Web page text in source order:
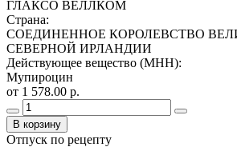
ГЛАКСО ВЕЛЛКОМ
Страна:
СОЕДИНЕННОЕ КОРОЛЕВСТВО
СЕВЕРНОЙ ИРЛАНДИИ
Действующее вещество (МНН):
Мупироцин
от 1 578.00 р.
В корзину
Отпуск по рецепту